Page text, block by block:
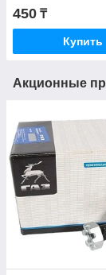
450 ₸
Купить
Акционные